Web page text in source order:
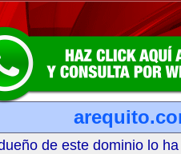
de este dominio lo